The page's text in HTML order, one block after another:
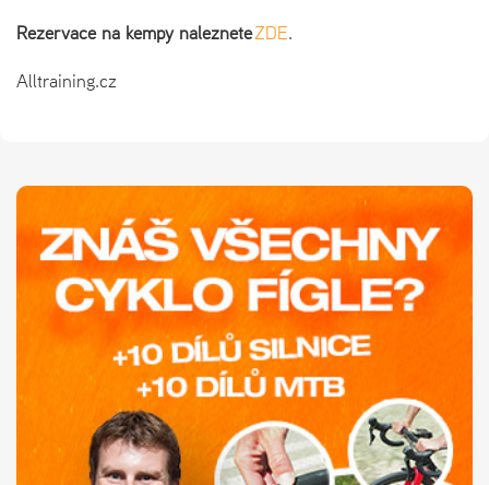
Rezervace na kempy nalezneteZDE.
Alltraining.cz